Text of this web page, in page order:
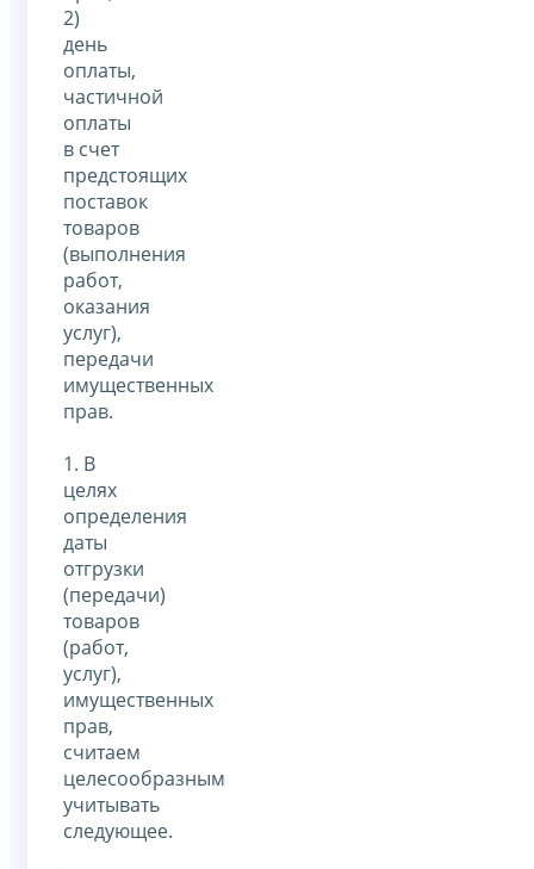
2)
день
оплаты,
частичной
оплаты
в счет
предстоящих
поставок
товаров
(выполнения
работ,
оказания
услуг),
передачи
имущественных
прав.
1. В
целях
определения
даты
отгрузки
(передачи)
товаров
(работ,
услуг),
имущественных
прав,
считаем
целесообразным
учитывать
следующее.